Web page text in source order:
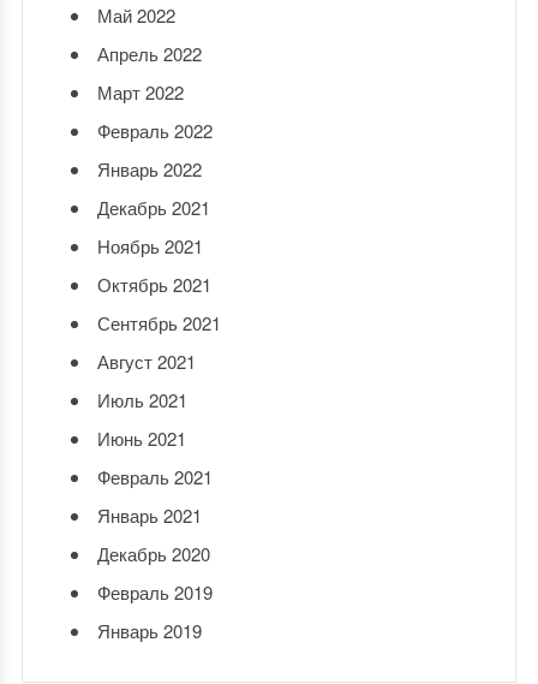
Май 2022
Апрель 2022
Март 2022
Февраль 2022
Январь 2022
Декабрь 2021
Ноябрь 2021
Октябрь 2021
Сентябрь 2021
Август 2021
Июль 2021
Июнь 2021
Февраль 2021
Январь 2021
Декабрь 2020
Февраль 2019
Январь 2019